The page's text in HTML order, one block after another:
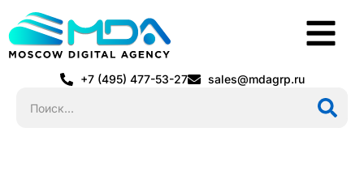
+7 (495) 477-53-27 sales@mdagrp.ru